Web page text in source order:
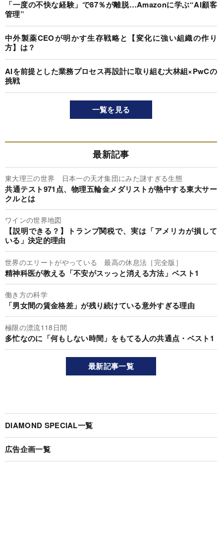
「一度の不快な経験」で87％が離脱…Amazonに学ぶ“AI顧客
管理”
中外製薬CEOが明かす生存戦略と【変化に強い組織の作り
方】は？
AIを前提とした業務プロセス再設計に取り組む大林組×PwCの
挑戦
一覧を見る
最新記事
東大理三の世界 日本一の天才集団にみた謎すぎる生態
共通テスト971点、物理五輪金メダリストが熱中する東大サー
クルとは
ワインの世界地図
【説明できる？】トランプ関税で、実は「アメリカが損して
いる」決定的理由
世界のエリートがやっている 最高の休息法［完全版］
精神科医が教える「不安がスッっと消える方法」ベスト1
働き方の科学
「男女間の賃金格差」が残り続けている意外すぎる理由
極限の漂流118日間
多忙なのに「何もしない時間」をもてる人の共通点・ベスト1
最新記事一覧
DIAMOND SPECIAL一覧
広告企画一覧